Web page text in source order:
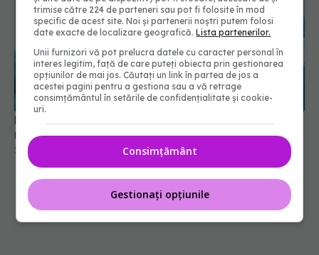
Marele avantaj al colonoscopiei. Cât de des se
recomandă. Dr. Eliza Gangone (SANADOR) explică
23 aug 2025, 07:55
trimise către 224 de parteneri sau pot fi folosite în mod
specific de acest site. Noi și partenerii noștri putem folosi
date exacte de localizare geografică.Lista partenerilor.
Unii furnizori vă pot prelucra datele cu caracter personal în
interes legitim, față de care puteți obiecta prin gestionarea
opțiunilor de mai jos. Căutați un link în partea de jos a
acestei pagini pentru a gestiona sau a vă retrage
consimțământul în setările de confidențialitate și cookie-
uri.
Consimțământ
Gestionați opțiunile